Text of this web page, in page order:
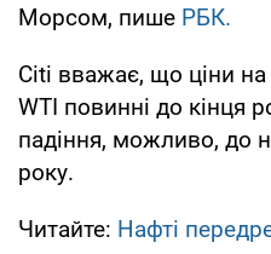
Морсом, пише РБК.
Citi вважає, що ціни на
WTI повинні до кінця
падіння, можливо, до
року.
Читайте: Нафті